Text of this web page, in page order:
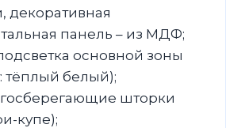
декоративная
панель – из МДФ;
основной зоны
тёплый белый);
шторки
купе);